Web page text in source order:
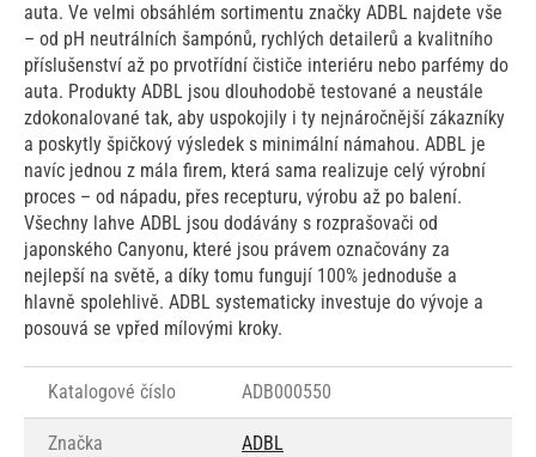
auta. Ve velmi obsáhlém sortimentu značky ADBL najdete vše
– od pH neutrálních šampónů, rychlých detailerů a kvalitního
příslušenství až po prvotřídní čističe interiéru nebo parfémy do
auta. Produkty ADBL jsou dlouhodobě testované a neustále
zdokonalované tak, aby uspokojily i ty nejnáročnější zákazníky
a poskytly špičkový výsledek s minimální námahou. ADBL je
navíc jednou z mála firem, která sama realizuje celý výrobní
proces – od nápadu, přes recepturu, výrobu až po balení.
Všechny lahve ADBL jsou dodávány s rozprašovači od
japonského Canyonu, které jsou právem označovány za
nejlepší na světě, a díky tomu fungují 100% jednoduše a
hlavně spolehlivě. ADBL systematicky investuje do vývoje a
posouvá se vpřed mílovými kroky.
Katalogové číslo ADB000550
Značka ADBL